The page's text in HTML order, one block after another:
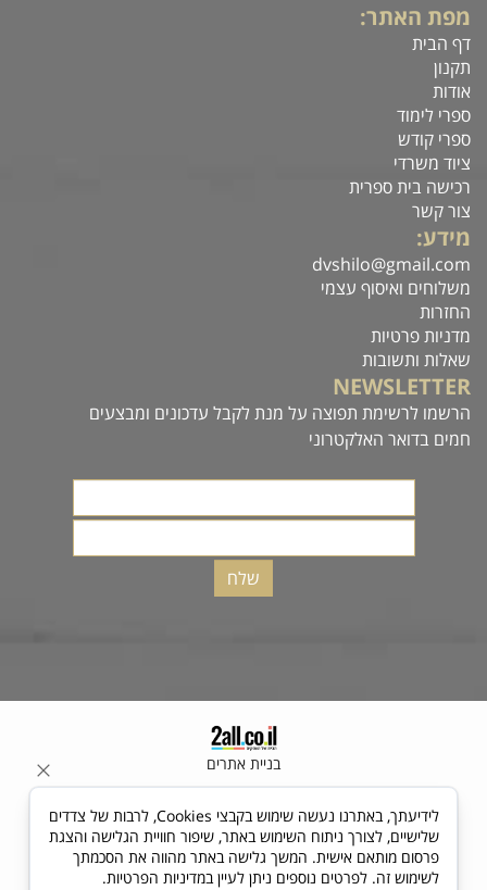
מפת האתר:
דף הבית
תקנון
אודות
ספרי לימוד
ספרי קודש
ציוד משרדי
רכישה בית ספרית
צור קשר
מידע:
dvshilo@gmail.com
משלוחים ואיסוף עצמי
החזרות
מדניות פרטיות
שאלות ותשובות
NEWSLETTER
הרשמו לרשימת תפוצה על מנת לקבל עדכונים ומבצעים
חמים בדואר האלקטרוני
בניית אתרים
לידיעתך, באתרנו נעשה שימוש בקבצי Cookies, לרבות של צדדים
שלישיים, לצורך ניתוח השימוש באתר, שיפור חוויית הגלישה והצגת
פרסום מותאם אישית. המשך גלישה באתר מהווה את הסכמתך
לשימוש זה. לפרטים נוספים ניתן לעיין במדיניות הפרטיות.